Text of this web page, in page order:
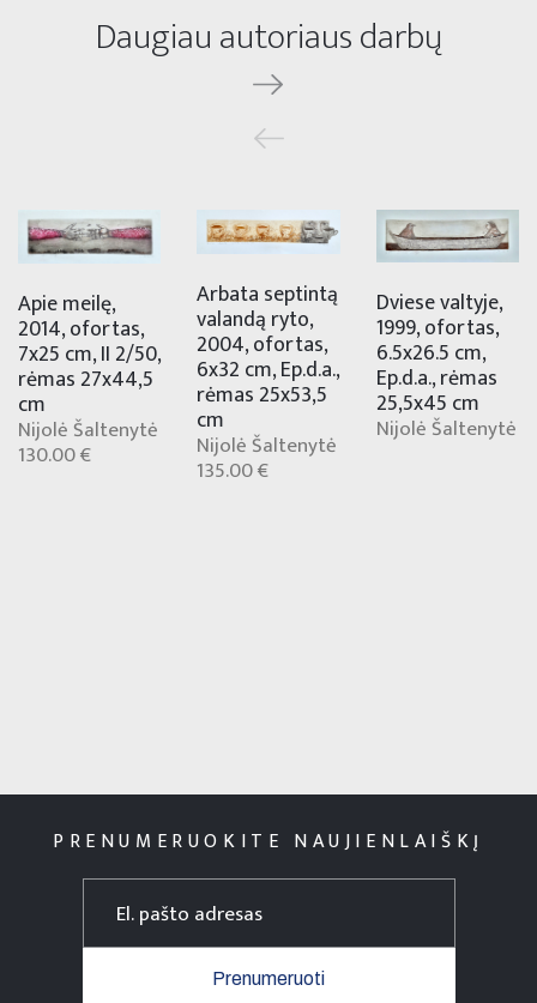
Daugiau autoriaus darbų
Apie meilę,
2014, ofortas,
7x25 cm, II 2/50,
rėmas 27x44,5
cm
Nijolė Šaltenytė
130.00 €
Arbata septintą
valandą ryto,
2004, ofortas,
6x32 cm, Ep.d.a.,
rėmas 25x53,5
cm
Nijolė Šaltenytė
135.00 €
Dviese valtyje,
1999, ofortas,
6.5x26.5 cm,
Ep.d.a., rėmas
25,5x45 cm
Nijolė Šaltenytė
PRENUMERUOKITE NAUJIENLAIŠKĮ
Prenumeruoti